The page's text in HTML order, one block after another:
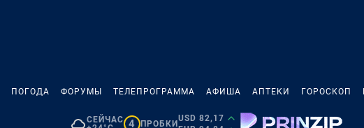
ПОГОДА ФОРУМЫ ТЕЛЕПРОГРАММА АФИША АПТЕКИ ГОРОСКОП
СЕЙЧАС 4 ПРОБКИ
USD 82,17